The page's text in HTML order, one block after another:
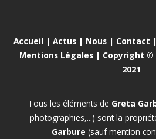
Accueil | Actus| Nous| Contact |
Mentions Légales | Copyright ©
2021
Tous les éléments de Greta
photographies,...) sont la
Garbure (sauf mention